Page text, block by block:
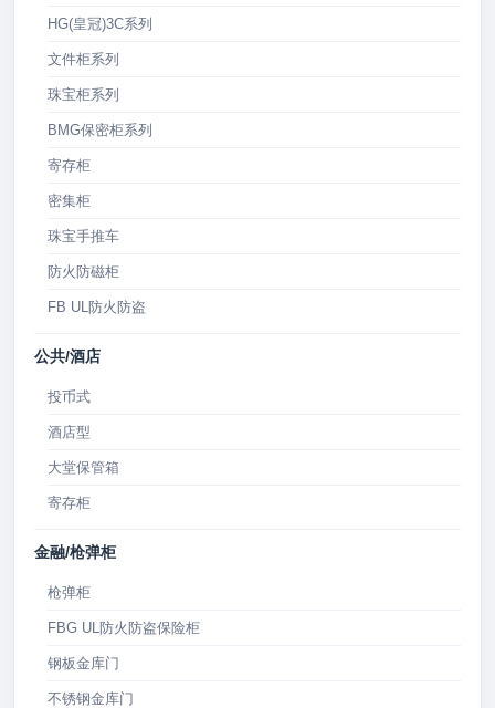
HG(皇冠)3C系列
文件柜系列
珠宝柜系列
BMG保密柜系列
寄存柜
密集柜
珠宝手推车
防火防磁柜
FB UL防火防盗
公共/酒店
投币式
酒店型
大堂保管箱
寄存柜
金融/枪弹柜
枪弹柜
FBG UL防火防盗保险柜
钢板金库门
不锈钢金库门